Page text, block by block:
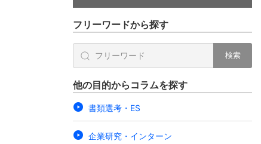
フリーワードから探す
検索
他の目的からコラムを探す
書類選考・ES
企業研究・インターン